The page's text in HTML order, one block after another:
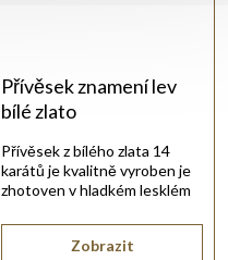
Přívěsek znamení lev
bílé zlato
Zobrazit
Přívěsek z bílého zlata 14
karátů je kvalitně vyroben je
zhotoven v hladkém lesklém